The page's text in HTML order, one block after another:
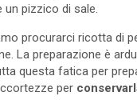
pizzico di sale.
procurarci ricotta di
La preparazione è
questa fatica per
per